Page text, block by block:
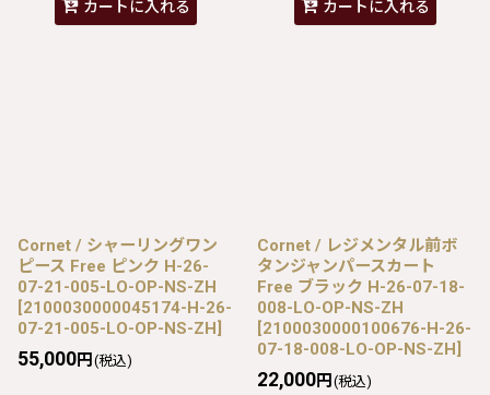
カートに入れる カートに入れる
Cornet / シャーリングワン
ピース Free ピンク H-26-
07-21-005-LO-OP-NS-ZH
[2100030000045174-H-26-
07-21-005-LO-OP-NS-ZH]
55,000円 (税込)
Cornet / レジメンタル前ボ
タンジャンパースカート
Free ブラック H-26-07-18-
008-LO-OP-NS-ZH
[2100030000100676-H-26-
07-18-008-LO-OP-NS-ZH]
22,000円 (税込)